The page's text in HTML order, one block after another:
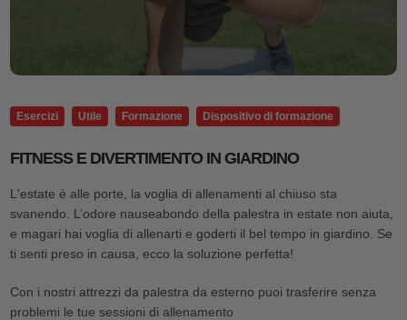
Esercizi Utile Formazione Dispositivo di formazione
FITNESS E DIVERTIMENTO IN GIARDINO
L'estate è alle porte, la voglia di allenamenti al chiuso sta
svanendo. L’odore nauseabondo della palestra in estate non aiuta,
e magari hai voglia di allenarti e goderti il bel tempo in giardino. Se
ti senti preso in causa, ecco la soluzione perfetta!
Con i nostri attrezzi da palestra da esterno puoi trasferire senza
problemi le tue sessioni di allenamento